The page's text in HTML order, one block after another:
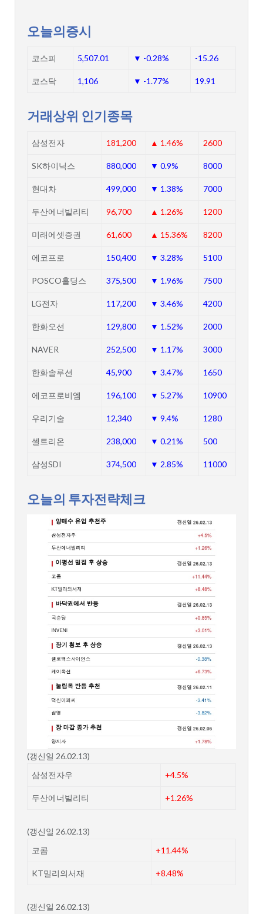
오늘의증시
코스피 5,507.01 ▼ -0.28% -15.26
코스닥 1,106 ▼ -1.77% 19.91
거래상위 인기종목
삼성전자 181,200 ▲ 1.46% 2600
SK하이닉스 880,000 ▼ 0.9% 8000
현대차 499,000 ▼ 1.38% 7000
두산에너빌리티 96,700 ▲ 1.26% 1200
미래에셋증권 61,600 ▲ 15.36% 8200
에코프로 150,400 ▼ 3.28% 5100
POSCO홀딩스 375,500 ▼ 1.96% 7500
LG전자 117,200 ▼ 3.46% 4200
한화오션 129,800 ▼ 1.52% 2000
NAVER 252,500 ▼ 1.17% 3000
한화솔루션 45,900 ▼ 3.47% 1650
에코프로비엠 196,100 ▼ 5.27% 10900
우리기술 12,340 ▼ 9.4% 1280
셀트리온 238,000 ▼ 0.21% 500
삼성SDI 374,500 ▼ 2.85% 11000
오늘의 투자전략체크
(갱신일 26.02.13)
삼성전자우
+4.5%
두산에너빌리티 +1.26%
(갱신일 26.02.13)
코콤
+11.44%
KT밀리의서재 +8.48%
(갱신일 26.02.13)